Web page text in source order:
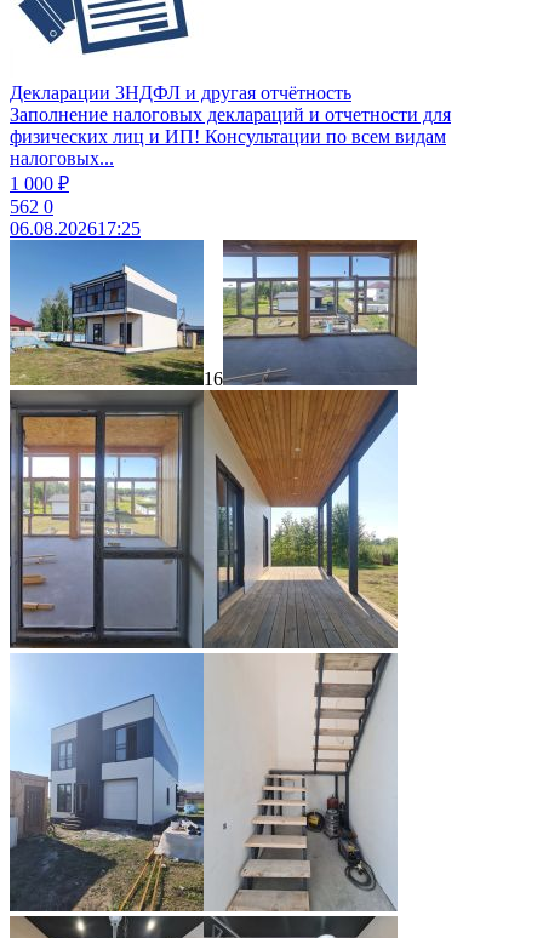
Декларации 3НДФЛ и другая отчётность
Заполнение налоговых деклараций и отчетности для
физических лиц и ИП! Консультации по всем видам
налоговых...
1 000 ₽
562 0
06.08.202617:25
16